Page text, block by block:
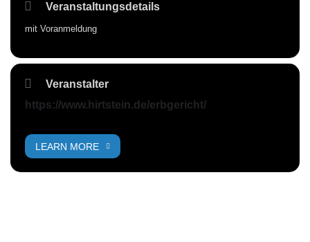
Veranstaltungsdetails
mit Voranmeldung
Veranstalter
https://www.hirtstein.de/erbgericht/
LEARN MORE